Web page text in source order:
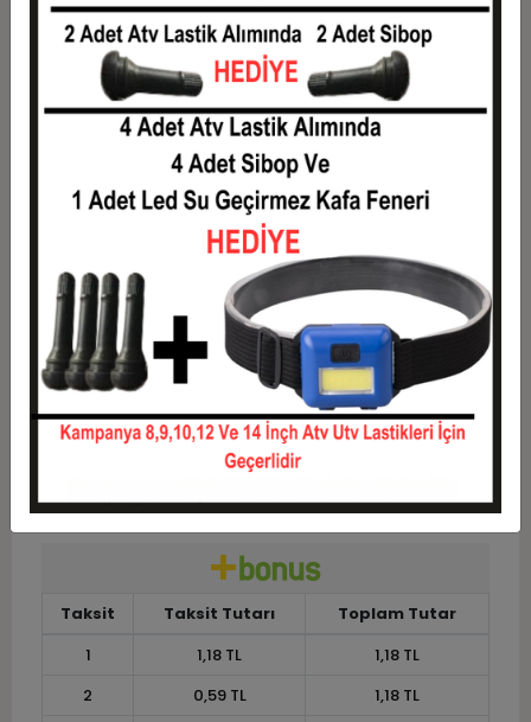
Taksit Taksit Tutarı
Toplam Tutar
1,18 TL
1,18 TL
0,59 TL
1,18 TL
0,42 TL
1,26 TL
0,32 TL
5
0,26 TL
1,31 TL
0,22 TL
1,33 TL
7
0,19 TL
1,36 TL
8
0,17 TL
1,38 TL
9
1,40 TL
10
0,14 TL
1,43 TL
0,13 TL
12
0,12 TL 1,46 TL
Taksit Taksit Tutarı
Toplam Tutar
1
1,18 TL
1,18 TL
2
0,59 TL
1,18 TL